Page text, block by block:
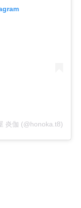
炎伽 (@honoka.t8)